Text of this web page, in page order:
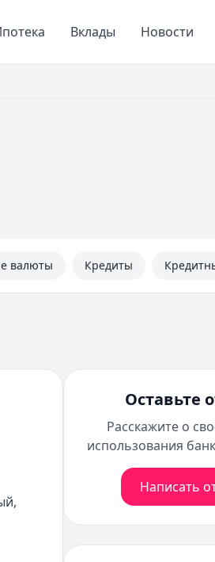
Вклады Новости
валюты Кредиты
Оставьте
Расскажите о
использования
Написать